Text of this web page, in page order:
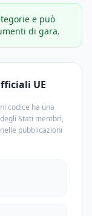
e può
di gara.
UE
codice ha una
Stati membri,
pubblicazioni